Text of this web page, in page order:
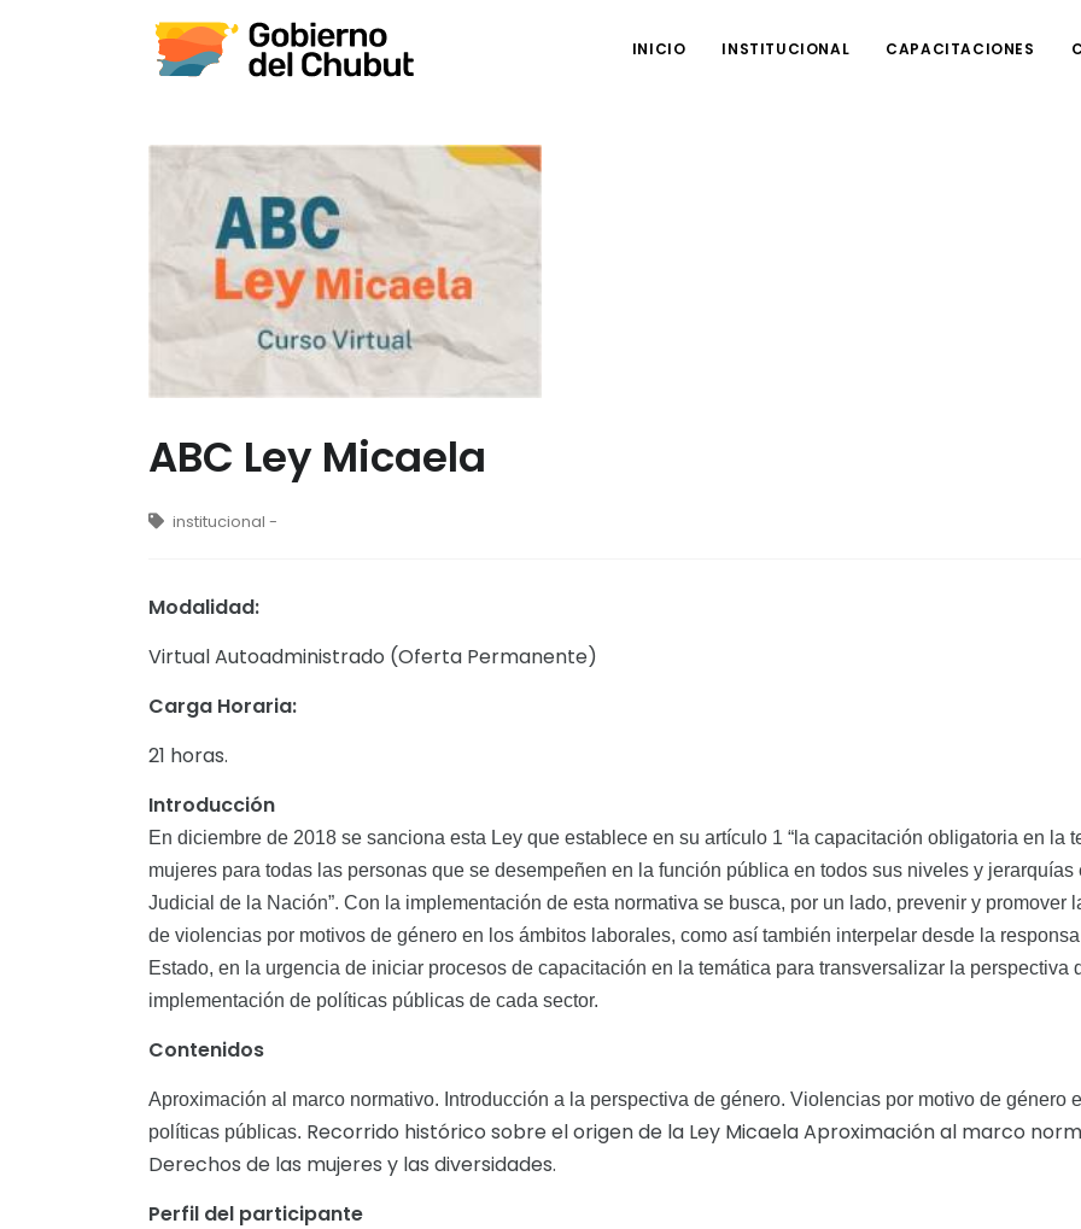
INICIO INSTITUCIONAL CAPACITACIONES
ABC Ley Micaela
institucional -
Modalidad:
Virtual Autoadministrado (Oferta Permanente)
Carga Horaria:
21 horas.
Introducción
En diciembre de 2018 se sanciona esta Ley que establece en su artículo 1 “la capacitación obligatoria en la
mujeres para todas las personas que se desempeñen en la función pública en todos sus niveles y
Judicial de la Nación”. Con la implementación de esta normativa se busca, por un lado, prevenir y
de violencias por motivos de género en los ámbitos laborales, como así también interpelar desde la
Estado, en la urgencia de iniciar procesos de capacitación en la temática para transversalizar la perspectiva
implementación de políticas públicas de cada sector.
Contenidos
Aproximación al marco normativo. Introducción a la perspectiva de género. Violencias por motivo de género
políticas públicas. Recorrido histórico sobre el origen de la Ley Micaela Aproximación al marco
Derechos de las mujeres y las diversidades.
Perfil del participante